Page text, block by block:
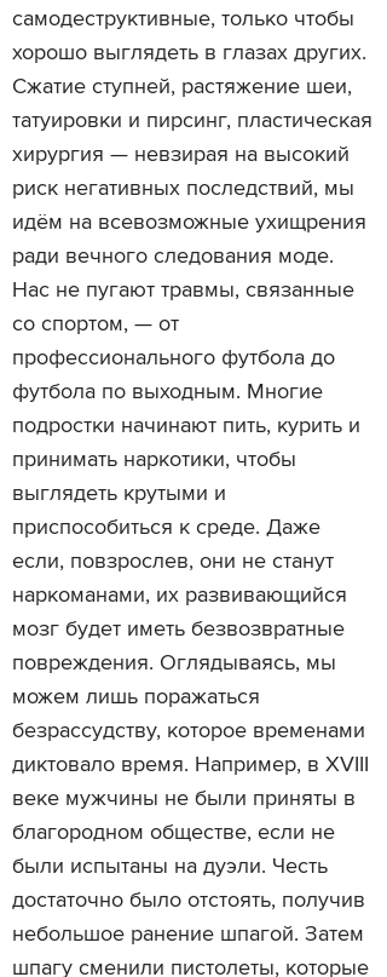
самодеструктивные, только чтобы
хорошо выглядеть в глазах других.
Сжатие ступней, растяжение шеи,
татуировки и пирсинг, пластическая
хирургия — невзирая на высокий
риск негативных последствий, мы
идём на всевозможные ухищрения
ради вечного следования моде.
Нас не пугают травмы, связанные
со спортом, — от
профессионального футбола до
футбола по выходным. Многие
подростки начинают пить, курить и
принимать наркотики, чтобы
выглядеть крутыми и
приспособиться к среде. Даже
если, повзрослев, они не станут
наркоманами, их развивающийся
мозг будет иметь безвозвратные
повреждения. Оглядываясь, мы
можем лишь поражаться
безрассудству, которое временами
диктовало время. Например, в XVIII
веке мужчины не были приняты в
благородном обществе, если не
были испытаны на дуэли. Честь
достаточно было отстоять, получив
небольшое ранение шпагой. Затем
шпагу сменили пистолеты, которые